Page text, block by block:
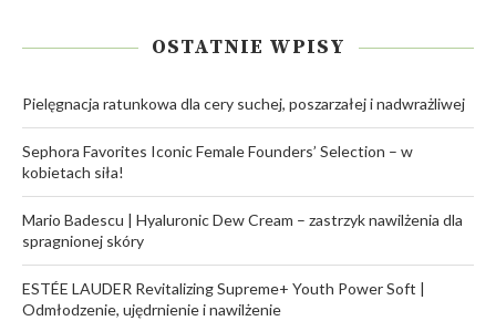
OSTATNIE WPISY
Pielęgnacja ratunkowa dla cery suchej, poszarzałej i nadwrażliwej
Sephora Favorites Iconic Female Founders’ Selection – w
kobietach siła!
Mario Badescu | Hyaluronic Dew Cream – zastrzyk nawilżenia dla
spragnionej skóry
ESTÉE LAUDER Revitalizing Supreme+ Youth Power Soft |
Odmłodzenie, ujędrnienie i nawilżenie